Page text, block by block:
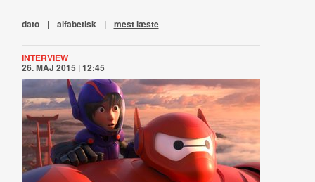
dato | alfabetisk | mest læste
INTERVIEW
26. MAJ 2015 | 12:45